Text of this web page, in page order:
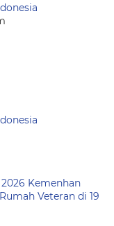
Kemenhan
Veteran di 19